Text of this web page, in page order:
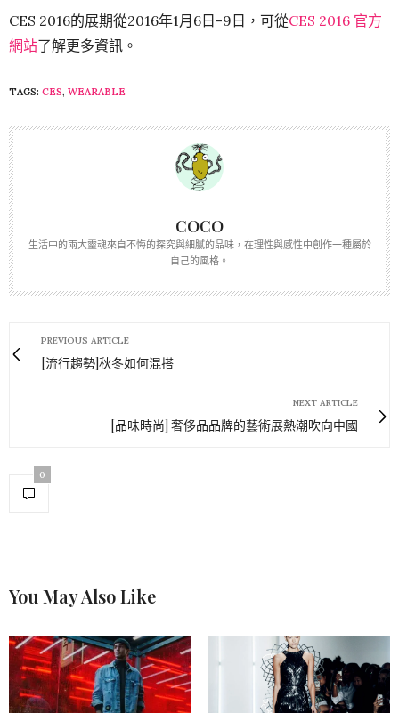
CES 2016的展期從2016年1月6日-9日，可從CES 2016 官方
網站了解更多資訊。
TAGS: CES, WEARABLE
COCO
生活中的兩大靈魂來自不悔的探究與細膩的品味，在理性與感性中創作一種屬於
自己的風格。
PREVIOUS ARTICLE
[流行趨勢]秋冬如何混搭
NEXT ARTICLE
[品味時尚] 奢侈品品牌的藝術展熱潮吹向中國
0
You May Also Like